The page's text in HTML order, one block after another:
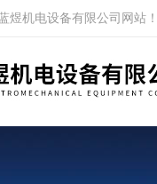
煜机电设备有限公司网站